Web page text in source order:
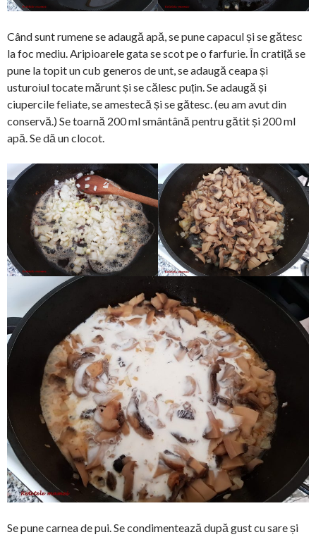
Când sunt rumene se adaugă apă, se pune capacul și se gătesc
la foc mediu. Aripioarele gata se scot pe o farfurie. În cratiță se
pune la topit un cub generos de unt, se adaugă ceapa și
usturoiul tocate mărunt și se călesc puțin. Se adaugă și
ciupercile feliate, se amestecă și se gătesc. (eu am avut din
conservă.) Se toarnă 200 ml smântână pentru gătit și 200 ml
apă. Se dă un clocot.
Se pune carnea de pui. Se condimentează după gust cu sare și